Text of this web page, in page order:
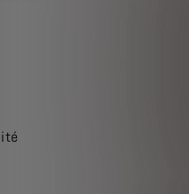
illustratif du produit